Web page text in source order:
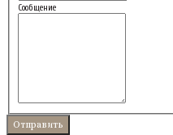
Сообщение